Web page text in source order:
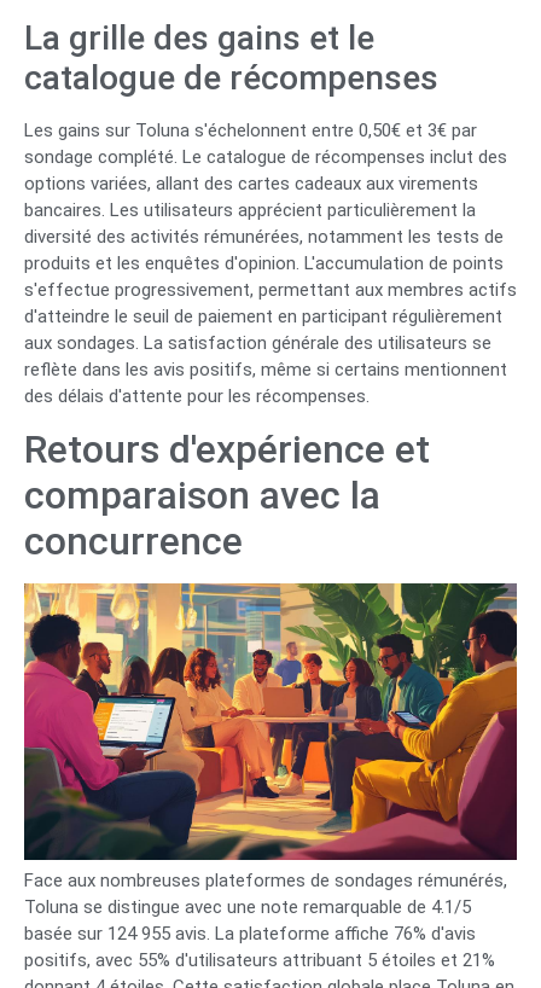
La grille des gains et le
catalogue de récompenses
Les gains sur Toluna s'échelonnent entre 0,50€ et 3€ par
sondage complété. Le catalogue de récompenses inclut des
options variées, allant des cartes cadeaux aux virements
bancaires. Les utilisateurs apprécient particulièrement la
diversité des activités rémunérées, notamment les tests de
produits et les enquêtes d'opinion. L'accumulation de points
s'effectue progressivement, permettant aux membres actifs
d'atteindre le seuil de paiement en participant régulièrement
aux sondages. La satisfaction générale des utilisateurs se
reflète dans les avis positifs, même si certains mentionnent
des délais d'attente pour les récompenses.
Retours d'expérience et
comparaison avec la
concurrence
Face aux nombreuses plateformes de sondages rémunérés,
Toluna se distingue avec une note remarquable de 4.1/5
basée sur 124 955 avis. La plateforme affiche 76% d'avis
positifs, avec 55% d'utilisateurs attribuant 5 étoiles et 21%